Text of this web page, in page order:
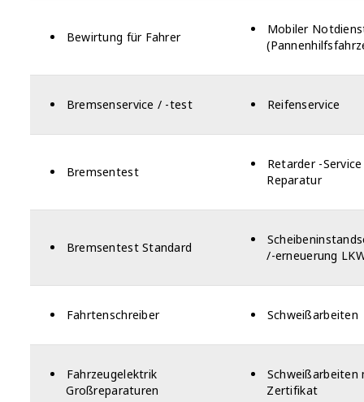
Bewirtung für Fahrer
Mobiler
Bremsenservice / -test Reifenservice
Bremsentest
Retarder -
Reparatur
Bremsentest Standard
/-erneuerung
Fahrtenschreiber Schweißarbeiten
Fahrzeugelektrik
Großreparaturen
Schweißarbeiten
Zertifikat